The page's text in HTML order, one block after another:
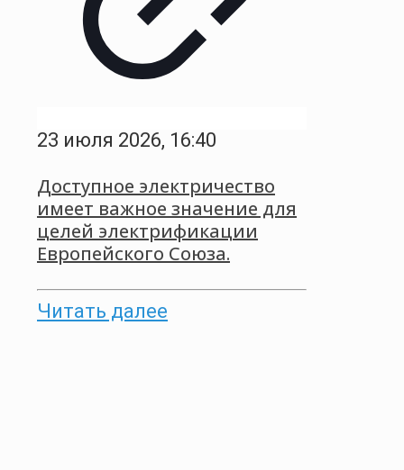
23 июля 2026, 16:40
Доступное электричество
имеет важное значение для
целей электрификации
Европейского Союза.
Читать далее